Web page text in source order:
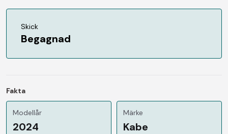
Skick
Begagnad
Fakta
Modellår
2024
Märke
Kabe